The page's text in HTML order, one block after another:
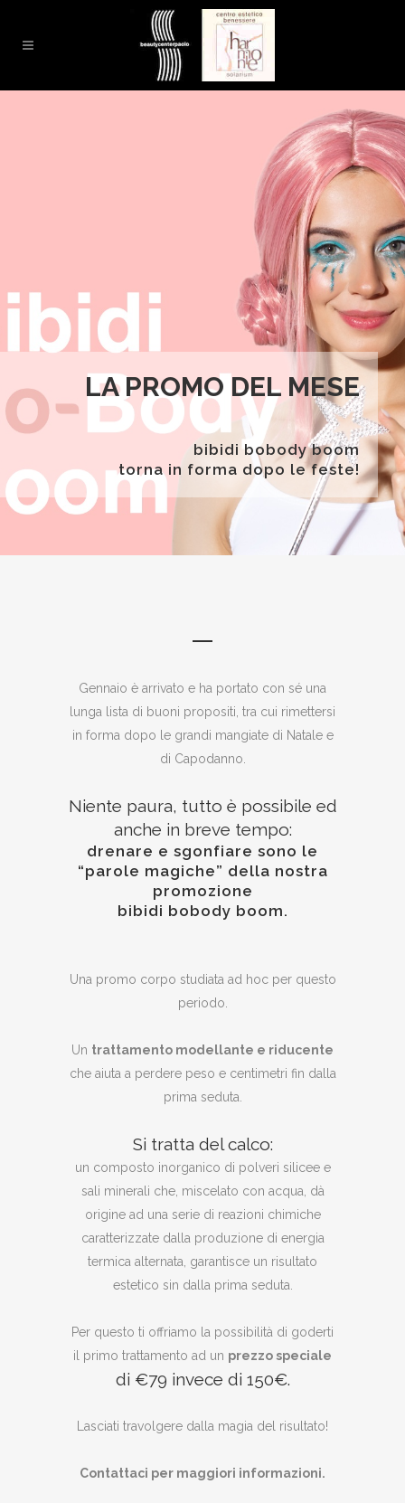
LA PROMO DEL MESE
bibidi bobody boom
torna in forma dopo le feste!
Gennaio è arrivato e ha portato con sé una
lunga lista di buoni propositi, tra cui rimettersi
in forma dopo le grandi mangiate di Natale e
di Capodanno.
Niente paura, tutto è possibile ed
anche in breve tempo:
drenare e sgonfiare sono le
“parole magiche” della nostra
promozione
bibidi bobody boom.
Una promo corpo studiata ad hoc per questo
periodo.
Un trattamento modellante e riducente
che aiuta a perdere peso e centimetri fin dalla
prima seduta.
Si tratta del calco:
un composto inorganico di polveri silicee e
sali minerali che, miscelato con acqua, dà
origine ad una serie di reazioni chimiche
caratterizzate dalla produzione di energia
termica alternata, garantisce un risultato
estetico sin dalla prima seduta.
Per questo ti offriamo la possibilità di goderti
il primo trattamento ad un prezzo speciale
di €79 invece di 150€.
Lasciati travolgere dalla magia del risultato!
Contattaci per maggiori informazioni.